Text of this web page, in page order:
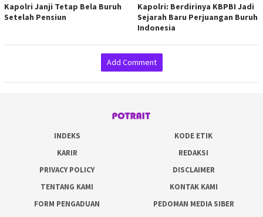
Kapolri Janji Tetap Bela Buruh
Setelah Pensiun
Kapolri: Berdirinya KBPBI Jadi
Sejarah Baru Perjuangan Buruh
Indonesia
Add Comment
INDEKS
KODE ETIK
KARIR
REDAKSI
PRIVACY POLICY
DISCLAIMER
TENTANG KAMI
KONTAK KAMI
FORM PENGADUAN
PEDOMAN MEDIA SIBER